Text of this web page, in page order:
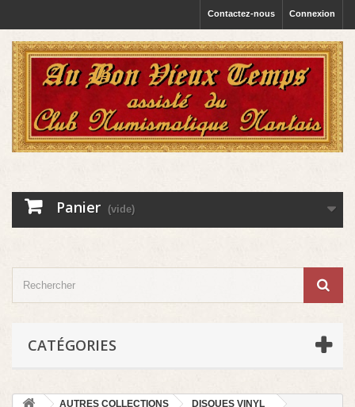
Connexion
Contactez-nous
Panier (vide)
CATÉGORIES
AUTRES COLLECTIONS
DISQUES VINYL